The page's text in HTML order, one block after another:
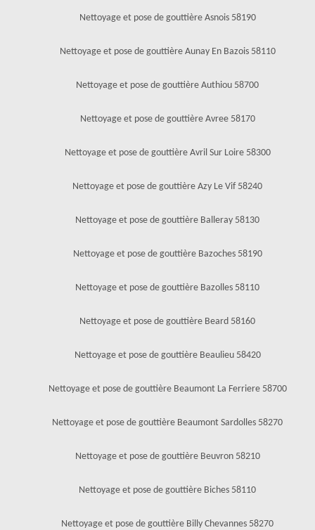
Nettoyage et pose de gouttière Asnois 58190
Nettoyage et pose de gouttière Aunay En Bazois 58110
Nettoyage et pose de gouttière Authiou 58700
Nettoyage et pose de gouttière Avree 58170
Nettoyage et pose de gouttière Avril Sur Loire 58300
Nettoyage et pose de gouttière Azy Le Vif 58240
Nettoyage et pose de gouttière Balleray 58130
Nettoyage et pose de gouttière Bazoches 58190
Nettoyage et pose de gouttière Bazolles 58110
Nettoyage et pose de gouttière Beard 58160
Nettoyage et pose de gouttière Beaulieu 58420
Nettoyage et pose de gouttière Beaumont La Ferriere 58700
Nettoyage et pose de gouttière Beaumont Sardolles 58270
Nettoyage et pose de gouttière Beuvron 58210
Nettoyage et pose de gouttière Biches 58110
Nettoyage et pose de gouttière Billy Chevannes 58270